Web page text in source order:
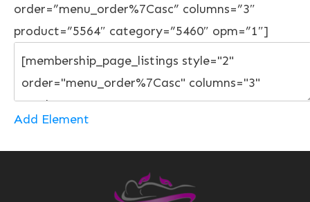
order=”menu_order%7Casc” columns=”3″
product=”5564″ category=”5460″ opm=”1″]
Add Element